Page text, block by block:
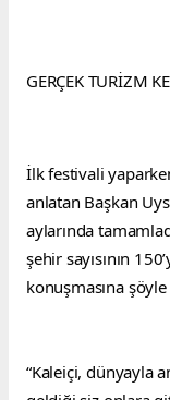
GERÇEK TURİZM
İlk festivali
anlatan Başkan
aylarında
şehir sayısının
konuşmasına
“Kaleiçi, dünyayla